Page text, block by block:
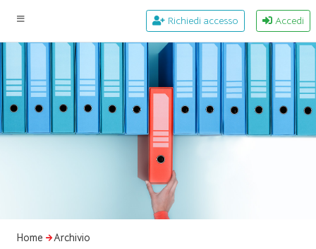
Richiedi accesso Accedi
Home Archivio